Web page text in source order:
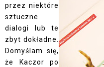
przez niektóre
sztuczne
dialogi lub te
zbyt dokładne.
Domyślam się,
że Kaczor po